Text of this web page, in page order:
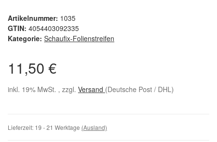
Artikelnummer: 1035
GTIN: 4054403092335
Kategorie: Schaufix-Folienstreifen
11,50 €
inkl. 19% MwSt. , zzgl. Versand (Deutsche Post / DHL)
Lieferzeit: 19 - 21 Werktage (Ausland)